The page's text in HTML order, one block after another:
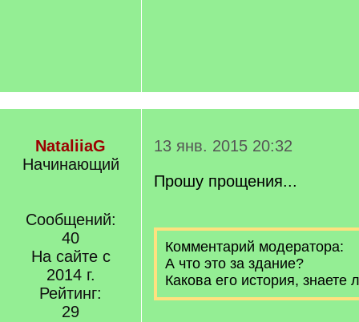
NataliiaG
Начинающий
Сообщений:
40
На сайте с
2014 г.
Рейтинг:
29
13 янв. 2015 20:32
Прошу прощения...
Комментарий модератора:
А что это за здание?
Какова его история, знаете